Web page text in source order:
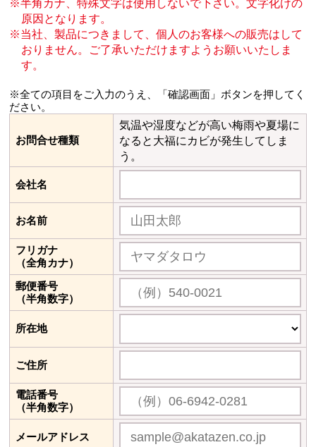
原因となります。
当社、製品につきまして、個人のお客様への販売はして
おりません。
ご了承いただけますようお願いいたしま
す。
※全ての項目をご入力のうえ、「確認画面」ボタンを押してく
ださい。
お問合せ種類
気温や湿度などが高い梅雨や夏場に
なると大福にカビが発生してしま
う。
会社名
お名前
フリガナ
（全角カナ）
郵便番号
（半角数字）
所在地
ご住所
電話番号
（半角数字）
メールアドレス